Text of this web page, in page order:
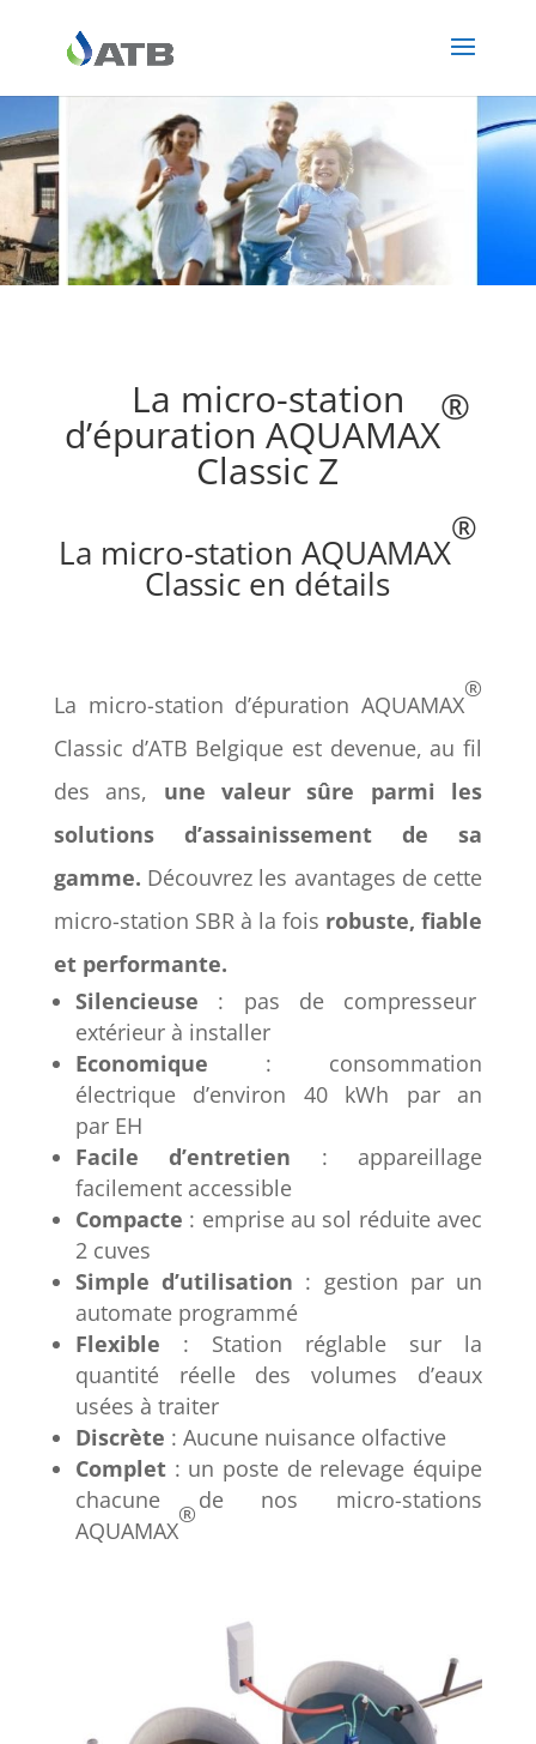
La micro-station
d’épuration AQUAMAX
®
Classic Z
La micro-station AQUAMAX
®
Classic en détails
La micro-station d’épuration AQUAMAX
®
Classic d’ATB Belgique est devenue, au fil
des ans, une valeur sûre parmi les
solutions d’assainissement de sa
gamme. Découvrez les avantages de cette
micro-station SBR à la fois robuste, fiable
et performante.
Silencieuse : pas de compresseur
extérieur à installer
Economique : consommation
électrique d’environ 40 kWh par an
par EH
Facile d’entretien : appareillage
facilement accessible
Compacte : emprise au sol réduite avec
2 cuves
Simple d’utilisation : gestion par un
automate programmé
Flexible : Station réglable sur la
quantité réelle des volumes d’eaux
usées à traiter
Discrète : Aucune nuisance olfactive
Complet: un poste de relevage équipe
chacune de nos micro-stations
AQUAMAX
®